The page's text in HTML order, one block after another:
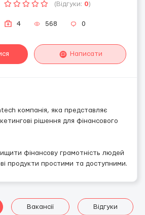
(Відгуки: 0)
4 568 0
Написати
компанія, яка представляє
рішення для фінансового
фінансову грамотність людей
продукти простими та доступними.
Вакансії Відгуки